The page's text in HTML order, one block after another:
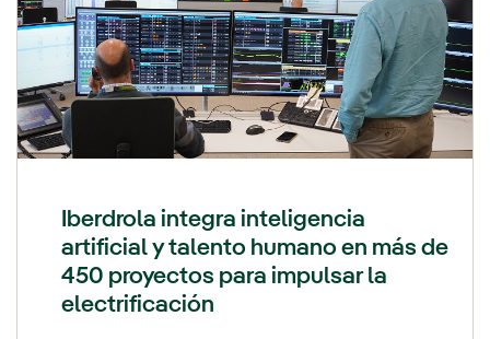
Iberdrola integra inteligencia
artificial y talento humano en más de
450 proyectos para impulsar la
electrificación